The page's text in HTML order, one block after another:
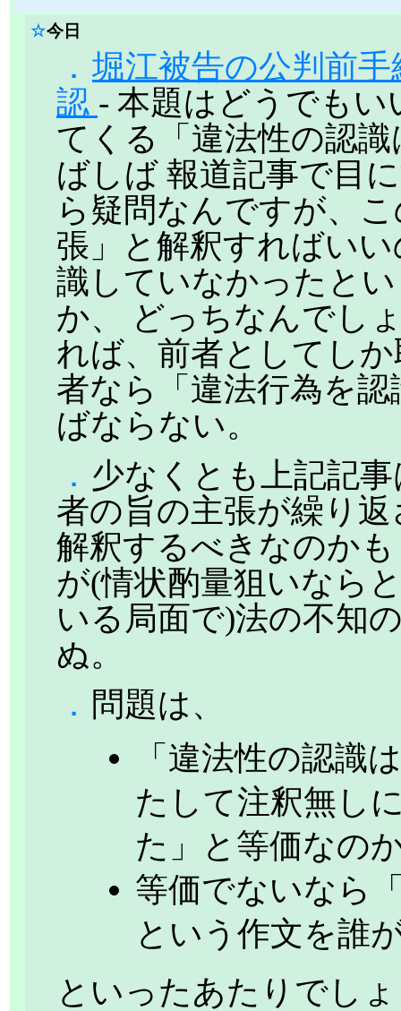
☆今日
． 堀江被告の公判前
認 - 本題はどうでも
てくる「違法性の認
ばしば 報道記事で目
ら疑問なんですが、
張」と解釈すればい
識していなかったと
か、 どっちなんでし
れば、前者としてし
者なら「違法行為を
ばならない。
． 少なくとも上記記
者の旨の主張が繰り
解釈するべきなのか
が(情状酌量狙いなら
いる局面で)法の不知
ぬ。
． 問題は、
「違法性の認識
たして注釈無し
た」と等価なの
等価でないなら
という作文を誰
といったあたりでし